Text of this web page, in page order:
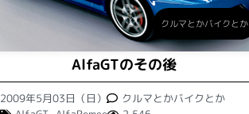
クルマとかバイクとか
AlfaGTのその後
2009年5月03日（日）
クルマとかバイクとか